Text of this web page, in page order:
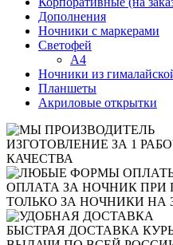
Дополнения
Ночники с маркерами
Светофей
А4
Ночники из
Планшеты
Акриловые открытки
ИЗГОТОВЛЕНИЕ ЗА 1
КАЧЕСТВА
ОПЛАТА ЗА НОЧНИК ПРИ
ТОЛЬКО ЗА НОЧНИКИ НА
БЫСТРАЯ ДОСТАВКА